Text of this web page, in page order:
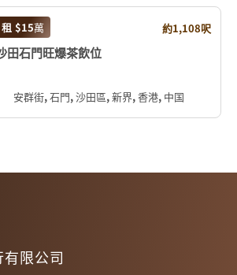
租 $15萬 約1,108呎
田石門旺爆茶飲位
安群街, 石門, 沙田區, 新界, 香港, 中国
限公司